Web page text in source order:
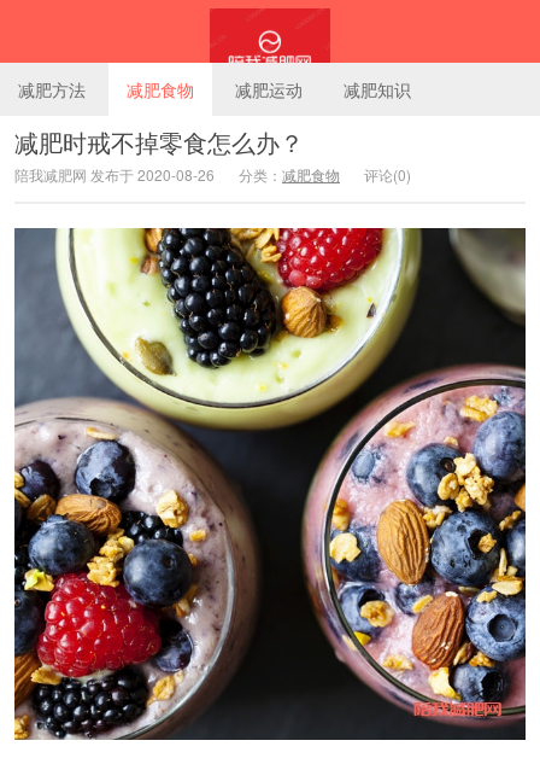
陪我减肥网
减肥方法 减肥食物 减肥运动 减肥知识
减肥时戒不掉零食怎么办？
陪我减肥网 发布于 2020-08-26 分类： 减肥食物 评论(0)